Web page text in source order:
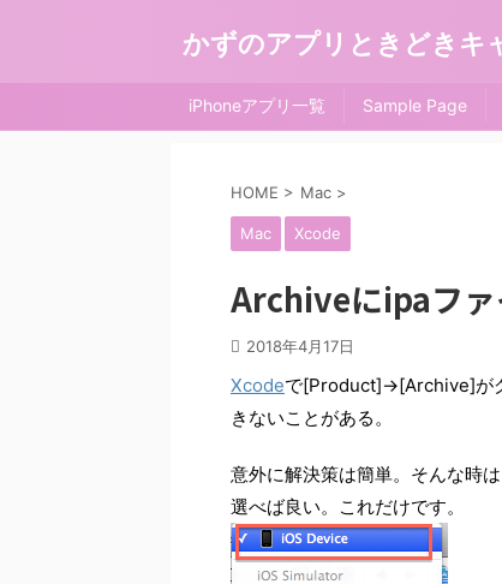
かずのアプリときどきキ
iPhoneアプリ一覧 Sample Page
HOME > Mac >
Mac Xcode
Archiveにipaファ
2018年4月17日
Xcodeで[Product]→[Archive]が
きないことがある。
意外に解決策は簡単。そんな時は
選べば良い。これだけです。